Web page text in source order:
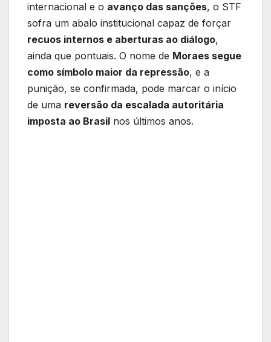
internacional e o avanço das sanções, o STF
sofra um abalo institucional capaz de forçar
recuos internos e aberturas ao diálogo,
ainda que pontuais. O nome de Moraes segue
como símbolo maior da repressão, e a
punição, se confirmada, pode marcar o início
de uma reversão da escalada autoritária
imposta ao Brasil nos últimos anos.